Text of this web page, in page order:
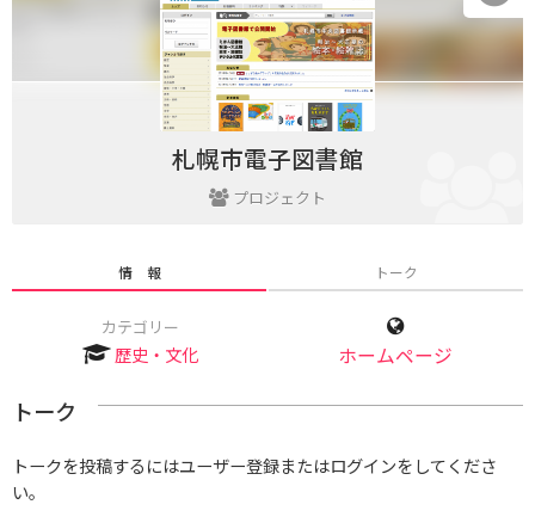
札幌市電子図書館
プロジェクト
情 報 トーク
カテゴリー
歴史・文化 ホームページ
トーク
トークを投稿するにはユーザー登録またはログインをしてくださ
い。